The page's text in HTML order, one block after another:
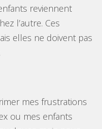
reviennent
l’autre. Ces
elles ne doivent pas
mes frustrations
ou mes enfants